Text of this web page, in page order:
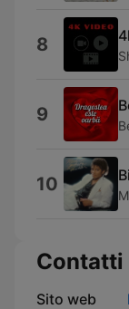
8
9
10
Contatti
Sito web